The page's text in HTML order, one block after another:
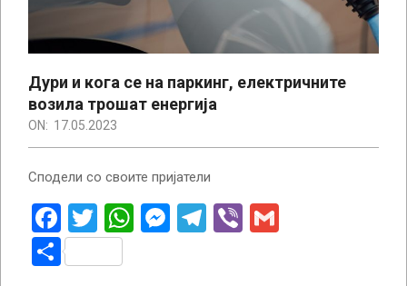
Дури и кога се на паркинг, електричните
возила трошат енергија
ON: 17.05.2023
Сподели со своите пријатели
Facebook
Twitter
WhatsApp
Messenger
Telegram
Viber
Share